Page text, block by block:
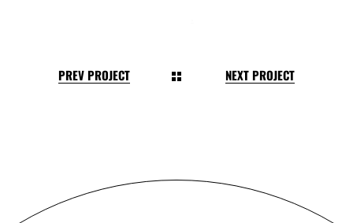
PREV PROJECT NEXT PROJECT